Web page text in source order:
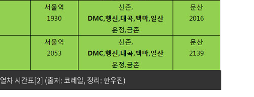
열차 시간표[2] (출처: 코레일, 정리: 한우진)